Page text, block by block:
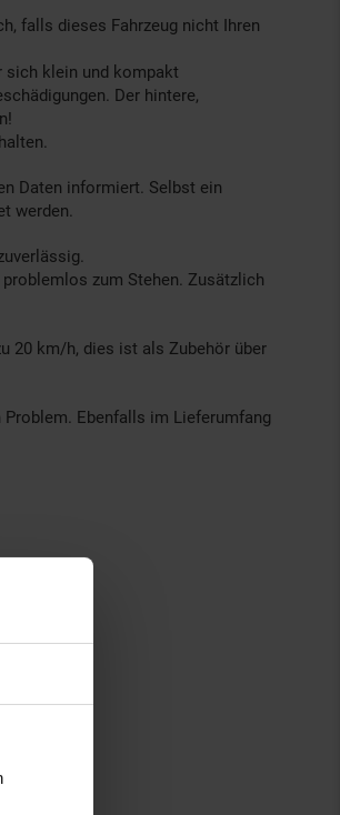
falls dieses Fahrzeug nicht Ihren
sich klein und kompakt
Der hintere,
Daten informiert. Selbst ein
werden.
zum Stehen. Zusätzlich
20 km/h, dies ist als Zubehör über
Ebenfalls im Lieferumfang